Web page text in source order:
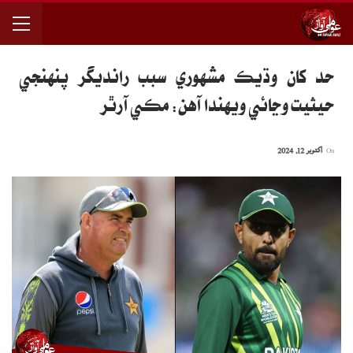
حد کان وڌيڪ مشهوري سبب رانديگر پنهنجي
حيثيت وڃائي ويهندا آهن: مڪي آرٿر
اکتوبر 12, 2024